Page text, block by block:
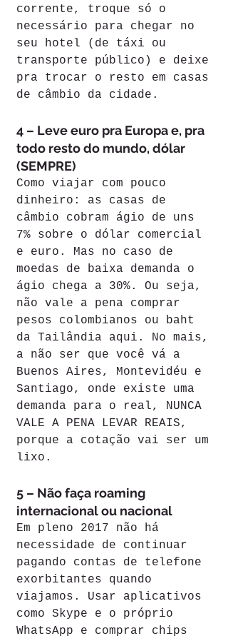
corrente, troque só o
necessário para chegar no
seu hotel (de táxi ou
transporte público) e deixe
pra trocar o resto em casas
de câmbio da cidade.
4 – Leve euro pra Europa e, pra
todo resto do mundo, dólar
(SEMPRE)
Como viajar com pouco
dinheiro: as casas de
câmbio cobram ágio de uns
7% sobre o dólar comercial
e euro. Mas no caso de
moedas de baixa demanda o
ágio chega a 30%. Ou seja,
não vale a pena comprar
pesos colombianos ou baht
da Tailândia aqui. No mais,
a não ser que você vá a
Buenos Aires, Montevidéu e
Santiago, onde existe uma
demanda para o real, NUNCA
VALE A PENA LEVAR REAIS,
porque a cotação vai ser um
lixo.
5 – Não faça roaming
internacional ou nacional
Em pleno 2017 não há
necessidade de continuar
pagando contas de telefone
exorbitantes quando
viajamos. Usar aplicativos
como Skype e o próprio
WhatsApp e comprar chips